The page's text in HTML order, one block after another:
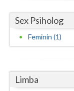
Sex Psiholog
Feminin (1)
Limba